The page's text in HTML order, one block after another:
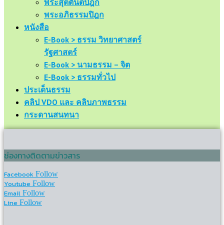
พระสุตตันตปิฎก
พระอภิธรรมปิฎก
หนังสือ
E-Book > ธรรม วิทยาศาสตร์
รัฐศาสตร์
E-Book > นามธรรม – จิต
E-Book > ธรรมทั่วไป
ประเด็นธรรม
คลิป VDO และ คลิบภาพธรรม
กระดานสนทนา
ช่องทางติดตามข่าวสาร
Facebook Follow
Youtube Follow
Email Follow
Line Follow